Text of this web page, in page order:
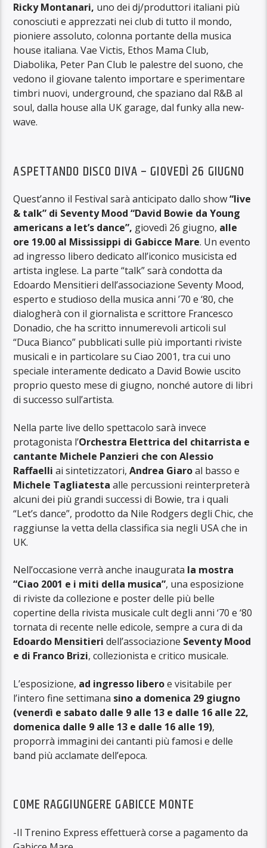
Ricky Montanari, uno dei dj/produttori italiani più
conosciuti e apprezzati nei club di tutto il mondo,
pioniere assoluto, colonna portante della musica
house italiana. Vae Victis, Ethos Mama Club,
Diabolika, Peter Pan Club le palestre del suono, che
vedono il giovane talento importare e sperimentare
timbri nuovi, underground, che spaziano dal R&B al
soul, dalla house alla UK garage, dal funky alla new-
wave.
ASPETTANDO DISCO DIVA – GIOVEDÌ 26 GIUGNO
Quest’anno il Festival sarà anticipato dallo show“live
& talk” di Seventy Mood “David Bowie da Young
americans a let’s dance”, giovedì 26 giugno, alle
ore 19.00 al Mississippi di Gabicce Mare. Un evento
ad ingresso libero dedicato all’iconico musicista ed
artista inglese. La parte “talk” sarà condotta da
Edoardo Mensitieri dell’associazione Seventy Mood,
esperto e studioso della musica anni ’70 e ‘80, che
dialogherà con il giornalista e scrittore Francesco
Donadio, che ha scritto innumerevoli articoli sul
“Duca Bianco” pubblicati sulle più importanti riviste
musicali e in particolare su Ciao 2001, tra cui uno
speciale interamente dedicato a David Bowie uscito
proprio questo mese di giugno, nonché autore di libri
di successo sull’artista.
Nella parte live dello spettacolo sarà invece
protagonista l’Orchestra Elettrica del chitarrista e
cantante Michele Panzieri che con Alessio
Raffaelli ai sintetizzatori,Andrea Giaroal basso e
Michele Tagliatesta alle percussioni reinterpreterà
alcuni dei più grandi successi di Bowie, tra i quali
“Let’s dance”, prodotto da Nile Rodgers degli Chic, che
raggiunse la vetta della classifica sia negli USA che in
UK.
Nell’occasione verrà anche inaugurata la mostra
“Ciao 2001 e i miti della musica”, una esposizione
di riviste da collezione e poster delle più belle
copertine della rivista musicale cult degli anni ‘70 e ‘80
tornata di recente nelle edicole, sempre a cura di da
Edoardo Mensitieri dell’associazione Seventy Mood
e di Franco Brizi, collezionista e critico musicale.
L’esposizione, ad ingresso liberoe visitabile per
l’intero fine settimana sino a domenica 29 giugno
(venerdì e sabato dalle 9 alle 13 e dalle 16 alle 22,
domenica dalle 9 alle 13 e dalle 16 alle 19),
proporrà immagini dei cantanti più famosi e delle
band più acclamate dell’epoca.
COME RAGGIUNGERE GABICCE MONTE
-Il Trenino Express effettuerà corse a pagamento da